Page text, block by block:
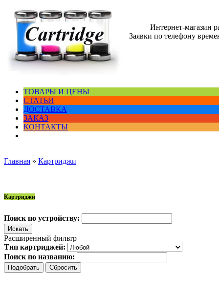
Интернет-магазин
Заявки по телефону
ТОВАРЫ И ЦЕНЫ
СТАТЬИ
ДОСТАВКА
ЗАКАЗ
КОНТАКТЫ
Главная » Картриджи
Картриджи
Поиск по устройству:
Расширенный фильтр
Тип картриджей:
Поиск по названию: